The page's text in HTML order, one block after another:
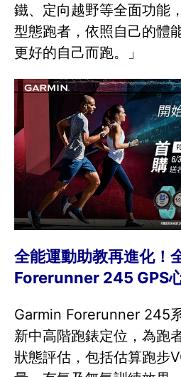
鐵、定向越野等全面功能
型態跑者，依照自己的體
更好的自己而跑。」
全能運動助教再進化！
Forerunner 245 GPS
Garmin Forerunner 245
新中高階跑錶定位，為跑
狀態評估，包括估算跑步